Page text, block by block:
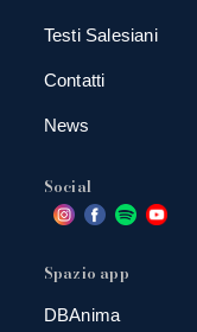
Testi Salesiani
Contatti
News
Social
Spazio app
DBAnima